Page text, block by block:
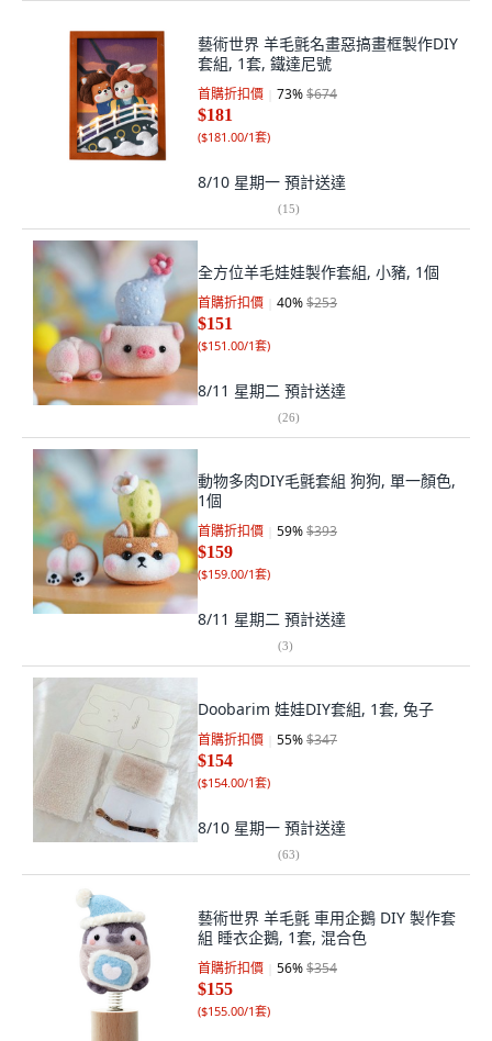
藝術世界 羊毛氈名畫惡搞畫框製作DIY
套組, 1套, 鐵達尼號
首購折扣價 73%$674
$181
($181.00/1套)
8/10 星期一 預計送達
(15)
全方位羊毛娃娃製作套組, 小豬, 1個
首購折扣價 40%$253
$151
($151.00/1套)
8/11 星期二 預計送達
(26)
動物多肉DIY毛氈套組 狗狗, 單一顏色,
1個
首購折扣價 59%$393
$159
($159.00/1套)
8/11 星期二 預計送達
(3)
Doobarim 娃娃DIY套組, 1套, 兔子
首購折扣價 55%$347
$154
($154.00/1套)
8/10 星期一 預計送達
(63)
藝術世界 羊毛氈 車用企鵝 DIY 製作套
組 睡衣企鵝, 1套, 混合色
首購折扣價 56%$354
$155
($155.00/1套)